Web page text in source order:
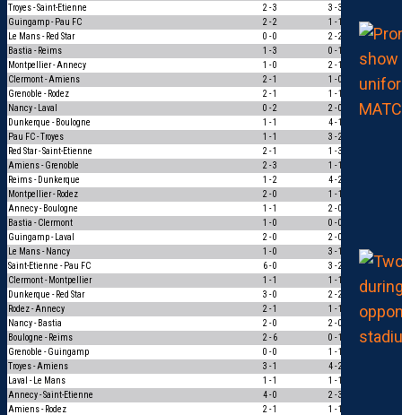
Troyes - Saint-Etienne 2 - 3 3 - 3
Guingamp - Pau FC
2 - 2 1 - 1
Le Mans - Red Star
0 - 0 2 - 2
1
Bastia - Reims
1 - 3 0 - 1
Montpellier - Annecy
1 - 0 2 - 1
1
Clermont - Amiens
2 - 1 1 - 0
1
Grenoble - Rodez
2 - 1 1 - 1
Nancy - Laval
0 - 2 2 - 0
0
Dunkerque - Boulogne
1 - 1 4 - 1
Pau FC - Troyes
1 - 1 3 - 2
Red Star - Saint-Etienne
2 - 1 1 - 3
Amiens - Grenoble
2 - 3 1 - 1
Reims - Dunkerque
1 - 2 4 - 2
Montpellier - Rodez
2 - 0 1 - 1
Annecy - Boulogne
1 - 1 2 - 0
Bastia - Clermont
1 - 0 0 - 0
Guingamp - Laval
2 - 0 2 - 0
Le Mans - Nancy
1 - 0 3 - 1
Saint-Etienne - Pau FC
6 - 0 3 - 2
1
Clermont - Montpellier
1 - 1 1 - 1
3
Dunkerque - Red Star
3 - 0 2 - 2
0
Rodez - Annecy
2 - 1 1 - 1
0
Nancy - Bastia
2 - 0 2 - 0
3
Boulogne - Reims
2 - 6 0 - 1
1
Grenoble - Guingamp
0 - 0 1 - 1
Troyes - Amiens
3 - 1 4 - 2
Laval - Le Mans
1 - 1 1 - 1
Annecy - Saint-Etienne
4 - 0 2 - 3
Amiens - Rodez
2 - 1 1 - 1